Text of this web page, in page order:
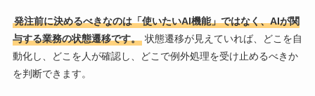
発注前に決めるべきなのは「使いたいAI機能」ではなく、AIが関
与する業務の状態遷移です。状態遷移が見えていれば、どこを自
動化し、どこを人が確認し、どこで例外処理を受け止めるべきか
を判断できます。